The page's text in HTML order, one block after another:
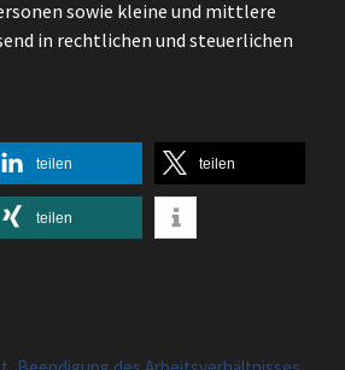
sowie kleine und mittlere
in rechtlichen und steuerlichen
teilen teilen
teilen